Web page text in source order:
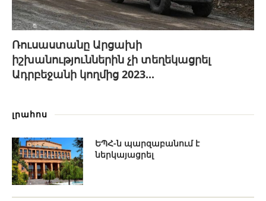
Ռուսաստանը Արցախի
իշխանություններին չի տեղեկացրել
Ադրբեջանի կողմից 2023...
լրահոս
ԵՊՀ-ն պարզաբանում է
ներկայացրել